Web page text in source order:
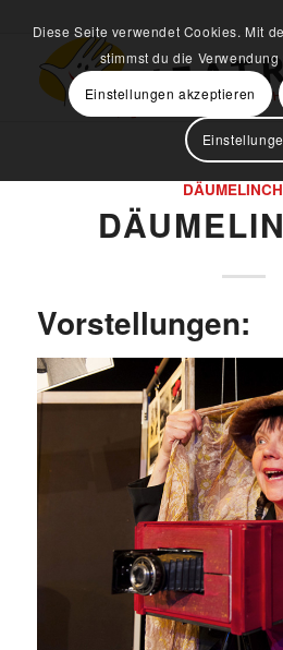
Vorstellungen:
Diese Seite verwendet Cookies. Mit
stimmst du die
Einstellungen akzeptieren